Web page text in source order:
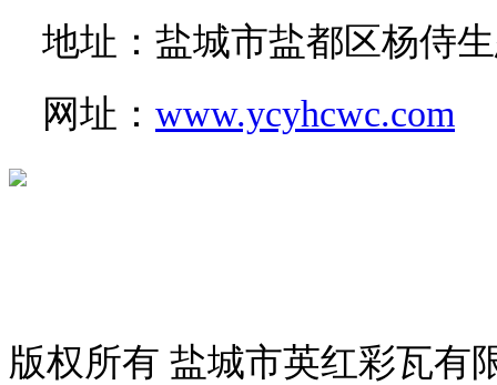
地址：盐城市盐都区杨侍
网址： www.ycyhcwc.com
版权所有 盐城市英红彩瓦有